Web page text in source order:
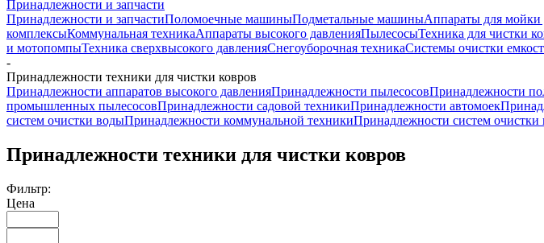
Принадлежности и запчасти
Принадлежности и запчастиПоломоечные машиныПодметальные машиныАппараты для мойки
комплексыКоммунальная техникаАппараты высокого давленияПылесосыТехника для чистки
и мотопомпыТехника сверхвысокого давленияСнегоуборочная техникаСистемы очистки
-
Принадлежности техники для чистки ковров
Принадлежности аппаратов высокого давленияПринадлежности пылесосовПринадлежности
промышленных пылесосовПринадлежности садовой техникиПринадлежности автомоек
систем очистки водыПринадлежности коммунальной техникиПринадлежности систем очистки
Принадлежности техники для чистки ковров
Фильтр:
Цена